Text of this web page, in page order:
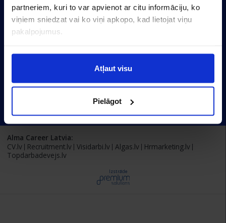
partneriem, kuri to var apvienot ar citu informāciju, ko
viņiem sniedzat vai ko viņi apkopo, kad lietojat viņu
pakalpojumus.
Atļaut visu
Pielāgot
Baznīcas 20/22-30, Rīga, LV-1010, Latvija
(+371) 67356110
Alma Career Latvia:
CV.lv
Recruitment.lv Visidarbi.lv Algas.lv
Hrmarketing.lv
Topdarbadevejs.lv
Izstrāde